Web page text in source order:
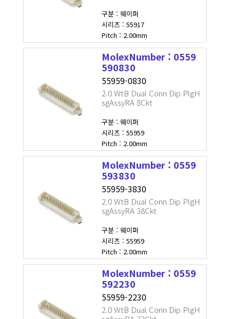
구분 : 웨이퍼
시리즈 : 55917
Pitch : 2.00mm
MolexNumber : 0559
590830
55959-0830
2.0 WtB Dual Conn Dip PlgH
sgAssyRA 8Ckt
구분 : 웨이퍼
시리즈 : 55959
Pitch : 2.00mm
MolexNumber : 0559
593830
55959-3830
2.0 WtB Dual Conn Dip PlgH
sgAssyRA 38Ckt
구분 : 웨이퍼
시리즈 : 55959
Pitch : 2.00mm
MolexNumber : 0559
592230
55959-2230
2.0 WtB Dual Conn Dip PlgH